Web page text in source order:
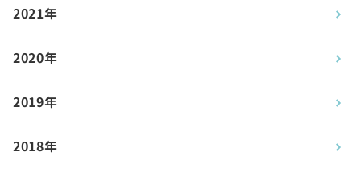
2021年
2020年
2019年
2018年